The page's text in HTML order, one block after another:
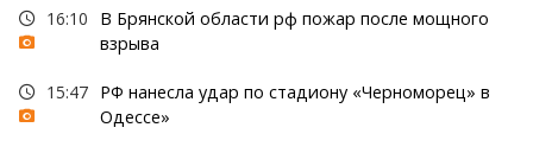
16:10
В Брянской области рф пожар после мощного
взрыва
15:47 РФ нанесла удар по стадиону «Черноморец» в
Одессе»